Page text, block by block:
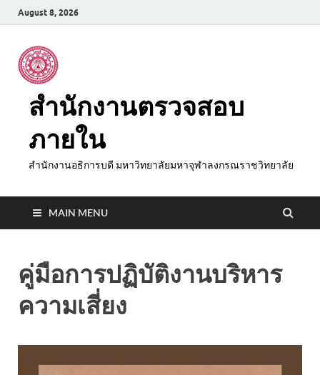
August 8, 2026
สำนักงานตรวจสอบ
ภายใน
สำนักงานอธิการบดี มหาวิทยาลัยมหาจุฬาลงกรณราชวิทยาลัย
MAIN MENU
คู่มือการปฏิบัติงานบริหาร
ความเสี่ยง